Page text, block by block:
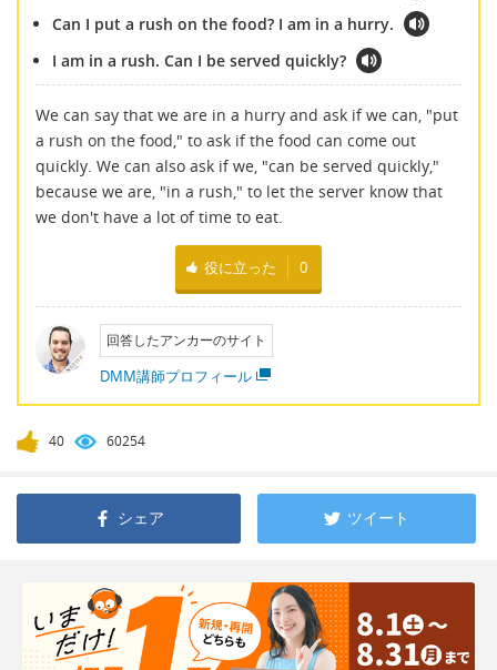
Can I put a rush on the food? I am in a hurry.
I am in a rush. Can I be served quickly?
We can say that we are in a hurry and ask if we can, "put
a rush on the food," to ask if the food can come out
quickly. We can also ask if we, "can be served quickly,"
because we are, "in a rush," to let the server know that
we don't have a lot of time to eat.
役に立った 0
回答したアンカーのサイト
DMM講師プロフィール
40 60254
シェア ツイート